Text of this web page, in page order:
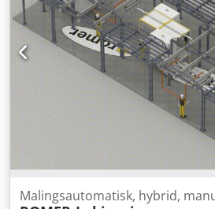
Malingsautomatisk, hybrid,